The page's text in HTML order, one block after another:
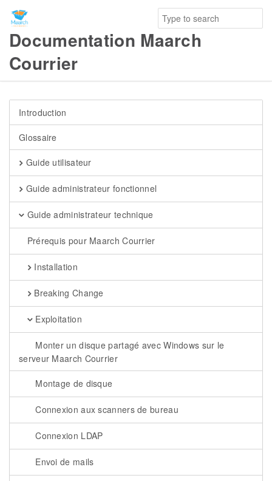
Documentation Maarch
Courrier
Introduction
Glossaire
Guide utilisateur
Guide administrateur fonctionnel
Guide administrateur technique
Prérequis pour Maarch Courrier
Installation
Breaking Change
Exploitation
Monter un disque partagé avec Windows sur le
serveur Maarch Courrier
Montage de disque
Connexion aux scanners de bureau
Connexion LDAP
Envoi de mails